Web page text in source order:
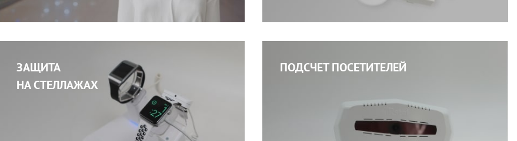
ЗАЩИТА
НА СТЕЛЛАЖАХ
ПОДСЧЕТ ПОСЕТИТЕЛЕЙ